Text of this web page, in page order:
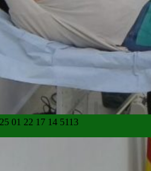
01 22 17 14 5113